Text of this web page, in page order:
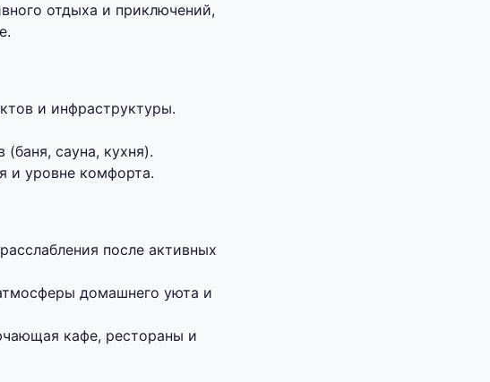
отдыха и приключений,
и инфраструктуры.
сауна, кухня).
и уровне комфорта.
после активных
домашнего уюта и
кафе, рестораны и